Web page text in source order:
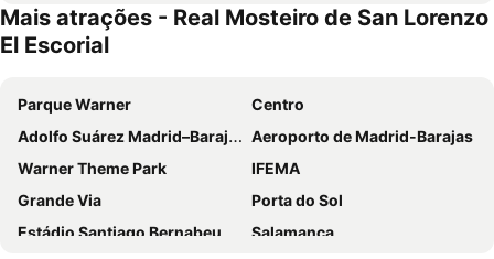
El Colorín
Hotel Miranda & Suizo
Hotel Florida
Luces del Poniente
Los Cinco Enebros
Hotel Rural Spa & Wellness Hacienda Los Robles
Hotel Posada Don Jaime
El Torreon de Navacerrada
San Lorenzo Suites
Hotel Don Angel
Apartahotel Collarubio
Hotel Rural Los Frutales
Hotel El Ancla
Mais atrações - Real Mosteiro de San Lorenzo
El Escorial
Parque Warner
Centro
Adolfo Suárez Madrid–Barajas Airport
Aeroporto de Madrid-Barajas
Warner Theme Park
IFEMA
Grande Via
Porta do Sol
Estádio Santiago Bernabeu
Salamanca